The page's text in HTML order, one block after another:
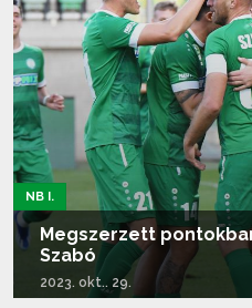
NB I.
Megszerzett
Szabó
2023. okt.. 29.